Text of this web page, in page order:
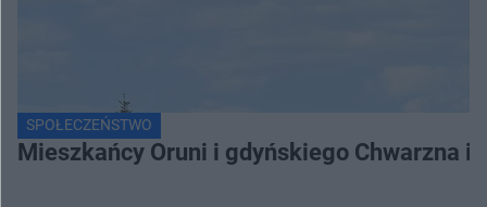
SPOŁECZEŃSTWO
Mieszkańcy Oruni i gdyńskiego Chwarzna